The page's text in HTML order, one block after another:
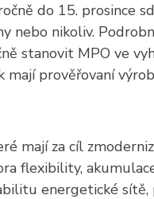
do 15.
nebo nikoliv.
stanovit MPO ve
mají prověřovaní
mají za cíl
flexibility,
energetické